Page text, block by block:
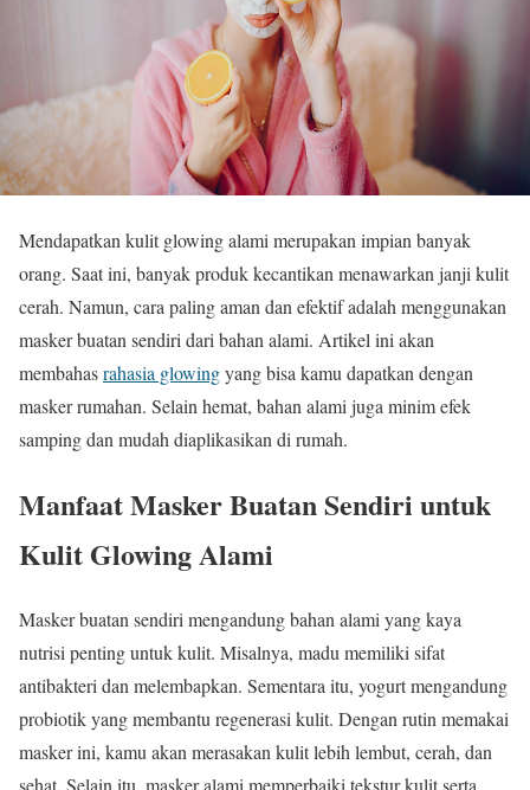
Mendapatkan kulit glowing alami merupakan impian banyak
orang. Saat ini, banyak produk kecantikan menawarkan janji kulit
cerah. Namun, cara paling aman dan efektif adalah menggunakan
masker buatan sendiri dari bahan alami. Artikel ini akan
membahasrahasia glowingyang bisa kamu dapatkan dengan
masker rumahan. Selain hemat, bahan alami juga minim efek
samping dan mudah diaplikasikan di rumah.
Manfaat Masker Buatan Sendiri untuk
Kulit Glowing Alami
Masker buatan sendiri mengandung bahan alami yang kaya
nutrisi penting untuk kulit. Misalnya, madu memiliki sifat
antibakteri dan melembapkan. Sementara itu, yogurt mengandung
probiotik yang membantu regenerasi kulit. Dengan rutin memakai
masker ini, kamu akan merasakan kulit lebih lembut, cerah, dan
sehat. Selain itu, masker alami memperbaiki tekstur kulit serta